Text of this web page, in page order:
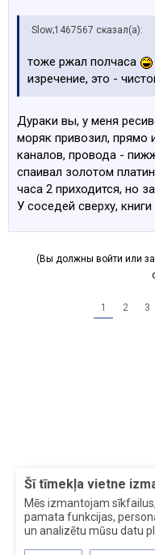
Šī tīmekļa vietne
Mēs izmantojam
pamata funkcijas,
un analizētu mūsu datu
Slow;1467567 сказал(а):
тоже ржал полчаса
изречение, это -
Дураки вы, у меня
моряк привозил, прямо
каналов, провода -
спаивал золотом
часа 2 приходится, но
У соседей сверху,
(Вы должны войти или
1 2 3